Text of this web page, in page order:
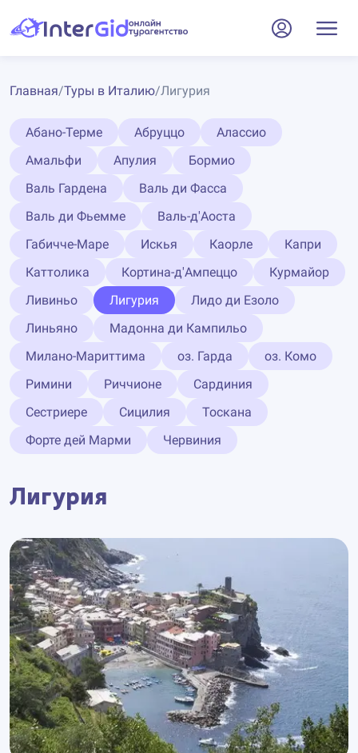
Главная/Туры в Италию/Лигурия
Абано-Терме Абруццо
Алассио
Амальфи
Апулия
Бормио
Валь Гардена
Валь ди Фасса
Валь ди Фьемме
Валь-д'Аоста
Габичче-Маре
Искья Каорле
Капри
Каттолика
Кортина-д'Ампеццо
Курмайор
Ливиньо
Лигурия
Лидо ди Езоло
Линьяно
Мадонна ди Кампильо
Милано-Мариттима
оз. Гарда
оз. Комо
Римини
Риччионе
Сардиния
Сестриере
Сицилия
Тоскана
Форте дей Марми
Червиния
Лигурия